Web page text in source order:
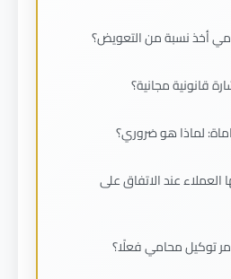
أخذ نسبة من التعويض؟
قانونية مجانية؟
لماذا هو ضروري؟
العملاء عند الاتفاق على
توكيل محامي فعلًا؟